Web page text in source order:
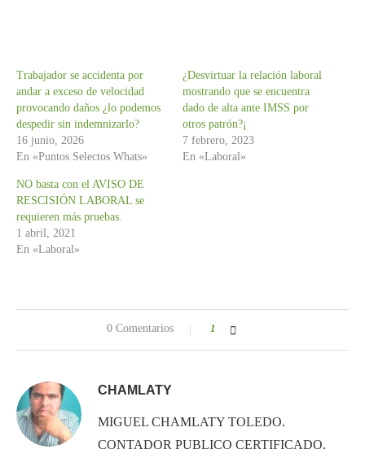
Trabajador se accidenta por
andar a exceso de velocidad
provocando daños ¿lo podemos
despedir sin indemnizarlo?
16 junio, 2026
En «Puntos Selectos Whats»
¿Desvirtuar la relación laboral
mostrando que se encuentra
dado de alta ante IMSS por
otros patrón?¡
7 febrero, 2023
En «Laboral»
NO basta con el AVISO DE
RESCISIÓN LABORAL se
requieren más pruebas.
1 abril, 2021
En «Laboral»
0 Comentarios 1
CHAMLATY
MIGUEL CHAMLATY TOLEDO.
CONTADOR PUBLICO CERTIFICADO.